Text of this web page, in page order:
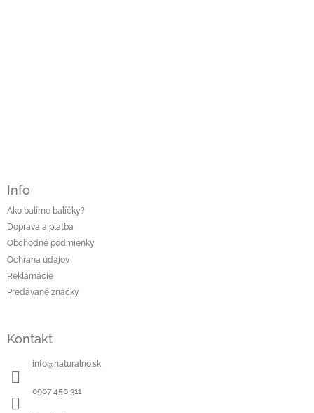
Info
Ako balíme balíčky?
Doprava a platba
Obchodné podmienky
Ochrana údajov
Reklamácie
Predávané značky
Kontakt
info@naturalno.sk
0907 450 311